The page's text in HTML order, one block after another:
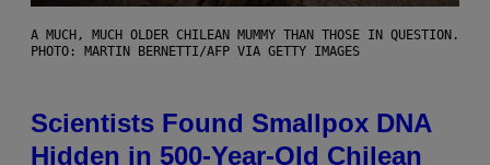
A MUCH, MUCH OLDER CHILEAN MUMMY THAN THOSE IN QUESTION.
PHOTO: MARTIN BERNETTI/AFP VIA GETTY IMAGES
Scientists Found Smallpox DNA
Hidden in 500-Year-Old Chilean